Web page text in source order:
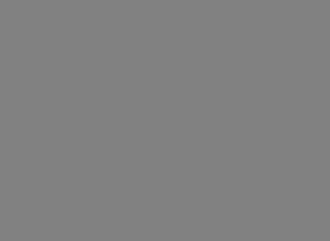
Bewertungs- und
Schulungsqualität an den
Unternehmen im IT-
IT-Kurse an, die auf die
hohe Qualitätsstandards und
erwerben, sondern von
IT-Kurse